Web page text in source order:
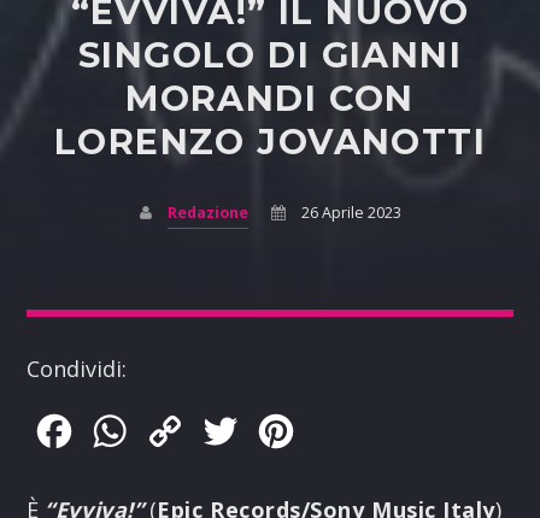
“EVVIVA!” IL NUOVO
SINGOLO DI GIANNI
MORANDI CON
LORENZO JOVANOTTI
Redazione 26 Aprile 2023
Condividi:
FacebookWhatsApp
Copy
Twitter
È “Evviva!”(Epic Records/Sony Music Italy)